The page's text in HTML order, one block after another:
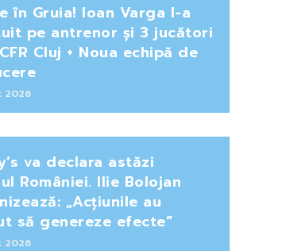
în Gruia! Ioan Varga l-a
pe antrenor și 3 jucători
Cluj + Noua echipă de
2026
va declara astăzi
României. Ilie Bolojan
„Acțiunile au
să genereze efecte”
2026